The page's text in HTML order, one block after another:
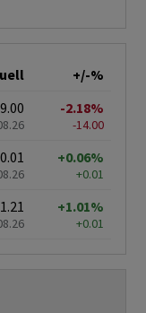
+/-%
-2.18%
-14.00
+0.06%
+0.01
1.21 +1.01%
+0.01